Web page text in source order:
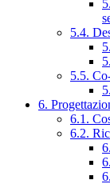
5.4.
5.5.
6.
6.1.
6.2.